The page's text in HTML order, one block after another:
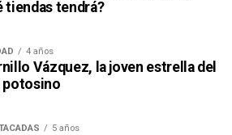
tiendas tendrá?
4 años
Vázquez, la joven estrella del
potosino
5 años